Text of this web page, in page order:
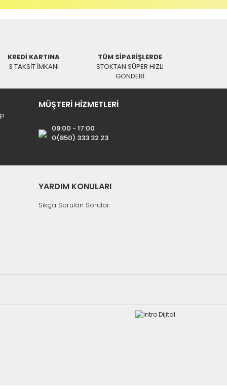
KREDİ KARTINA
3 TAKSİT İMKANI
TÜM SİPARİŞLERDE
STOKTAN SÜPER HIZLI
GÖNDERİ
MÜŞTERİ HİZMETLERİ
09:00 - 17:00
0(850) 333 32 23
YARDIM KONULARI
Sıkça Sorulan Sorular